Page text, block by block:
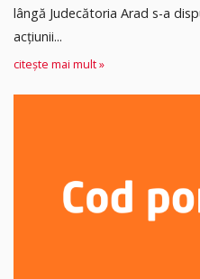
lângă Judecătoria Arad s-a
acţiunii...
citește mai mult »